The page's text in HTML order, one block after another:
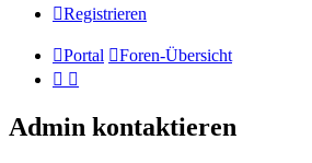
Registrieren
Portal Foren-Übersicht
Admin kontaktieren